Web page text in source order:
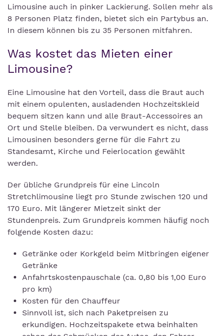
Limousine auch in pinker Lackierung. Sollen mehr als
8 Personen Platz finden, bietet sich ein Partybus an.
In diesem können bis zu 35 Personen mitfahren.
Was kostet das Mieten einer
Limousine?
Eine Limousine hat den Vorteil, dass die Braut auch
mit einem opulenten, ausladenden Hochzeitskleid
bequem sitzen kann und alle Braut-Accessoires an
Ort und Stelle bleiben. Da verwundert es nicht, dass
Limousinen besonders gerne für die Fahrt zu
Standesamt, Kirche und Feierlocation gewählt
werden.
Der übliche Grundpreis für eine Lincoln
Stretchlimousine liegt pro Stunde zwischen 120 und
170 Euro. Mit längerer Mietzeit sinkt der
Stundenpreis. Zum Grundpreis kommen häufig noch
folgende Kosten dazu:
Getränke oder Korkgeld beim Mitbringen eigener
Getränke
Anfahrtskostenpauschale (ca. 0,80 bis 1,00 Euro
pro km)
Kosten für den Chauffeur
Sinnvoll ist, sich nach Paketpreisen zu
erkundigen. Hochzeitspakete etwa beinhalten